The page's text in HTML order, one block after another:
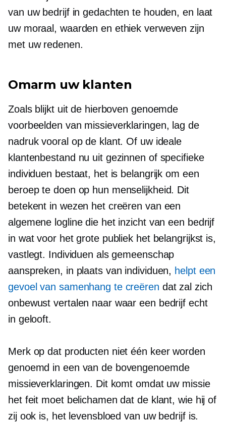
van uw bedrijf in gedachten te houden, en laat
uw moraal, waarden en ethiek verweven zijn
met uw redenen.
Omarm uw klanten
Zoals blijkt uit de hierboven genoemde
voorbeelden van missieverklaringen, lag de
nadruk vooral op de klant. Of uw ideale
klantenbestand nu uit gezinnen of specifieke
individuen bestaat, het is belangrijk om een ​​
beroep te doen op hun menselijkheid. Dit
betekent in wezen het creëren van een
algemene logline die het inzicht van een bedrijf
in wat voor het grote publiek het belangrijkst is,
vastlegt. Individuen als gemeenschap
aanspreken, in plaats van individuen, helpt een
gevoel van samenhang te creëren dat zal zich
onbewust vertalen naar waar een bedrijf echt
in gelooft.
Merk op dat producten niet één keer worden
genoemd in een van de bovengenoemde
missieverklaringen. Dit komt omdat uw missie
het feit moet belichamen dat de klant, wie hij of
zij ook is, het levensbloed van uw bedrijf is.